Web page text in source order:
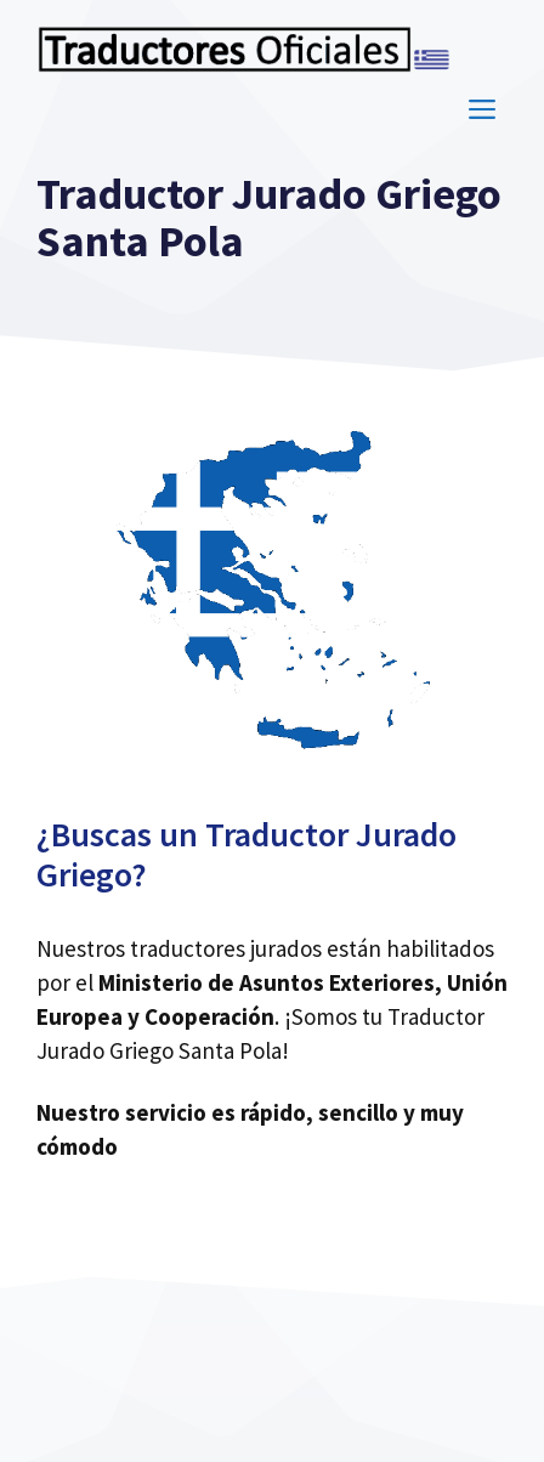
Traductor Jurado Griego
Santa Pola
¿Buscas un Traductor Jurado
Griego?
Nuestros traductores jurados están habilitados
por el Ministerio de Asuntos Exteriores, Unión
Europea y Cooperación. ¡Somos tu Traductor
Jurado Griego Santa Pola!
Nuestro servicio es rápido, sencillo y muy
cómodo